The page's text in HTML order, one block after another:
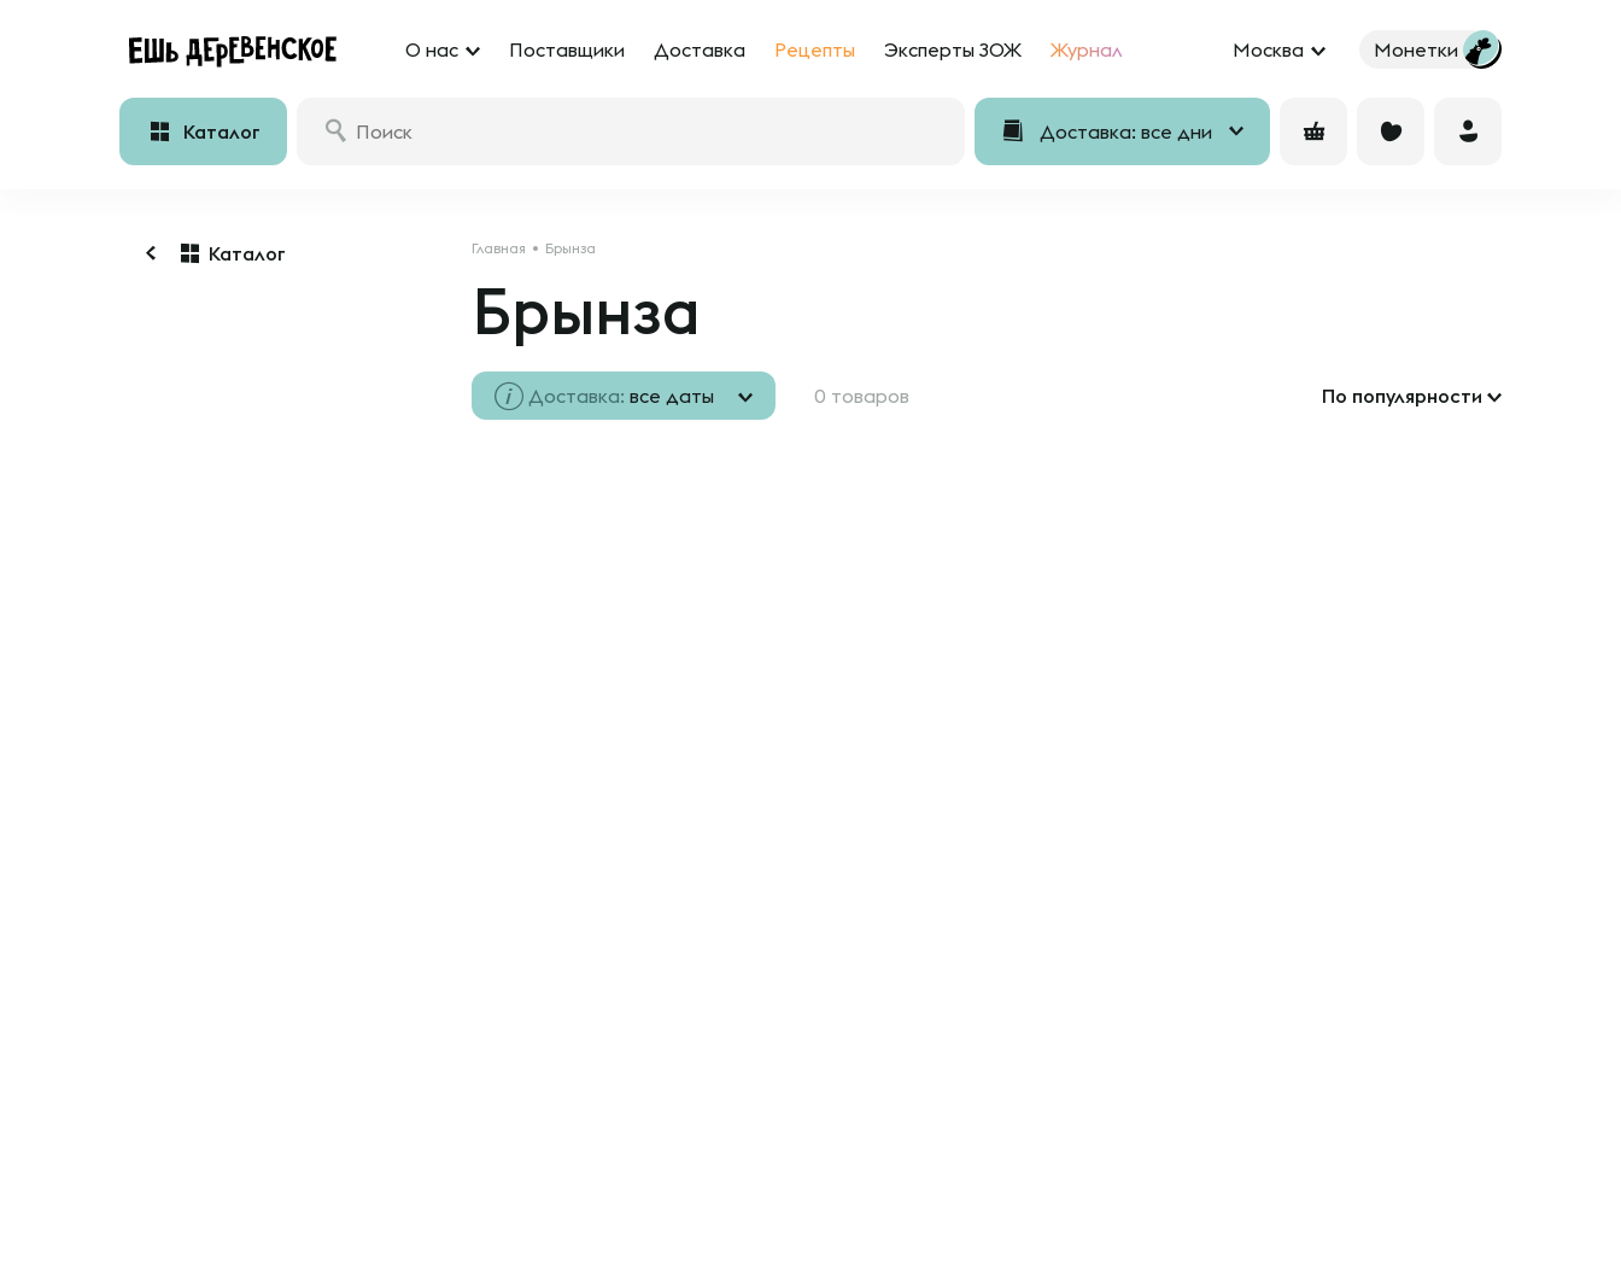
О нас Поставщики Доставка Рецепты Эксперты ЗОЖ Журнал Москва Монетки
Каталог Доставка: все дни
Каталог Главная Брынза
Брынза
Доставка: все даты 0 товаров По популярности